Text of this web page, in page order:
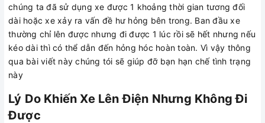
chúng ta đã sử dụng xe được 1 khoảng thời gian tương đối
dài hoặc xe xảy ra vấn đề hư hỏng bên trong. Ban đầu xe
thường chỉ lên được nhưng đi được 1 lúc rồi sẽ hết nhưng nếu
kéo dài thì có thể dẫn đến hỏng hóc hoàn toàn. Vì vậy thông
qua bài viết này chúng tói sẽ giúp đỡ bạn hạn chế tình trạng
này
Lý Do Khiến Xe Lên Điện Nhưng Không Đi
Được